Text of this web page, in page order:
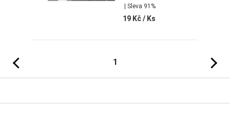
| Sleva 91%
19 Kč/ Ks
Předchozí 1